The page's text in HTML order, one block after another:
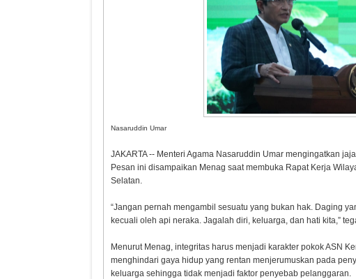
Nasaruddin Umar
JAKARTA -- Menteri Agama Nasaruddin Umar mengingatkan
Pesan ini disampaikan Menag saat membuka Rapat Kerja
Selatan.
“Jangan pernah mengambil sesuatu yang bukan hak. Daging
kecuali oleh api neraka. Jagalah diri, keluarga, dan hati kita,”
Menurut Menag, integritas harus menjadi karakter pokok ASN
menghindari gaya hidup yang rentan menjerumuskan pada
keluarga sehingga tidak menjadi faktor penyebab pelanggaran.